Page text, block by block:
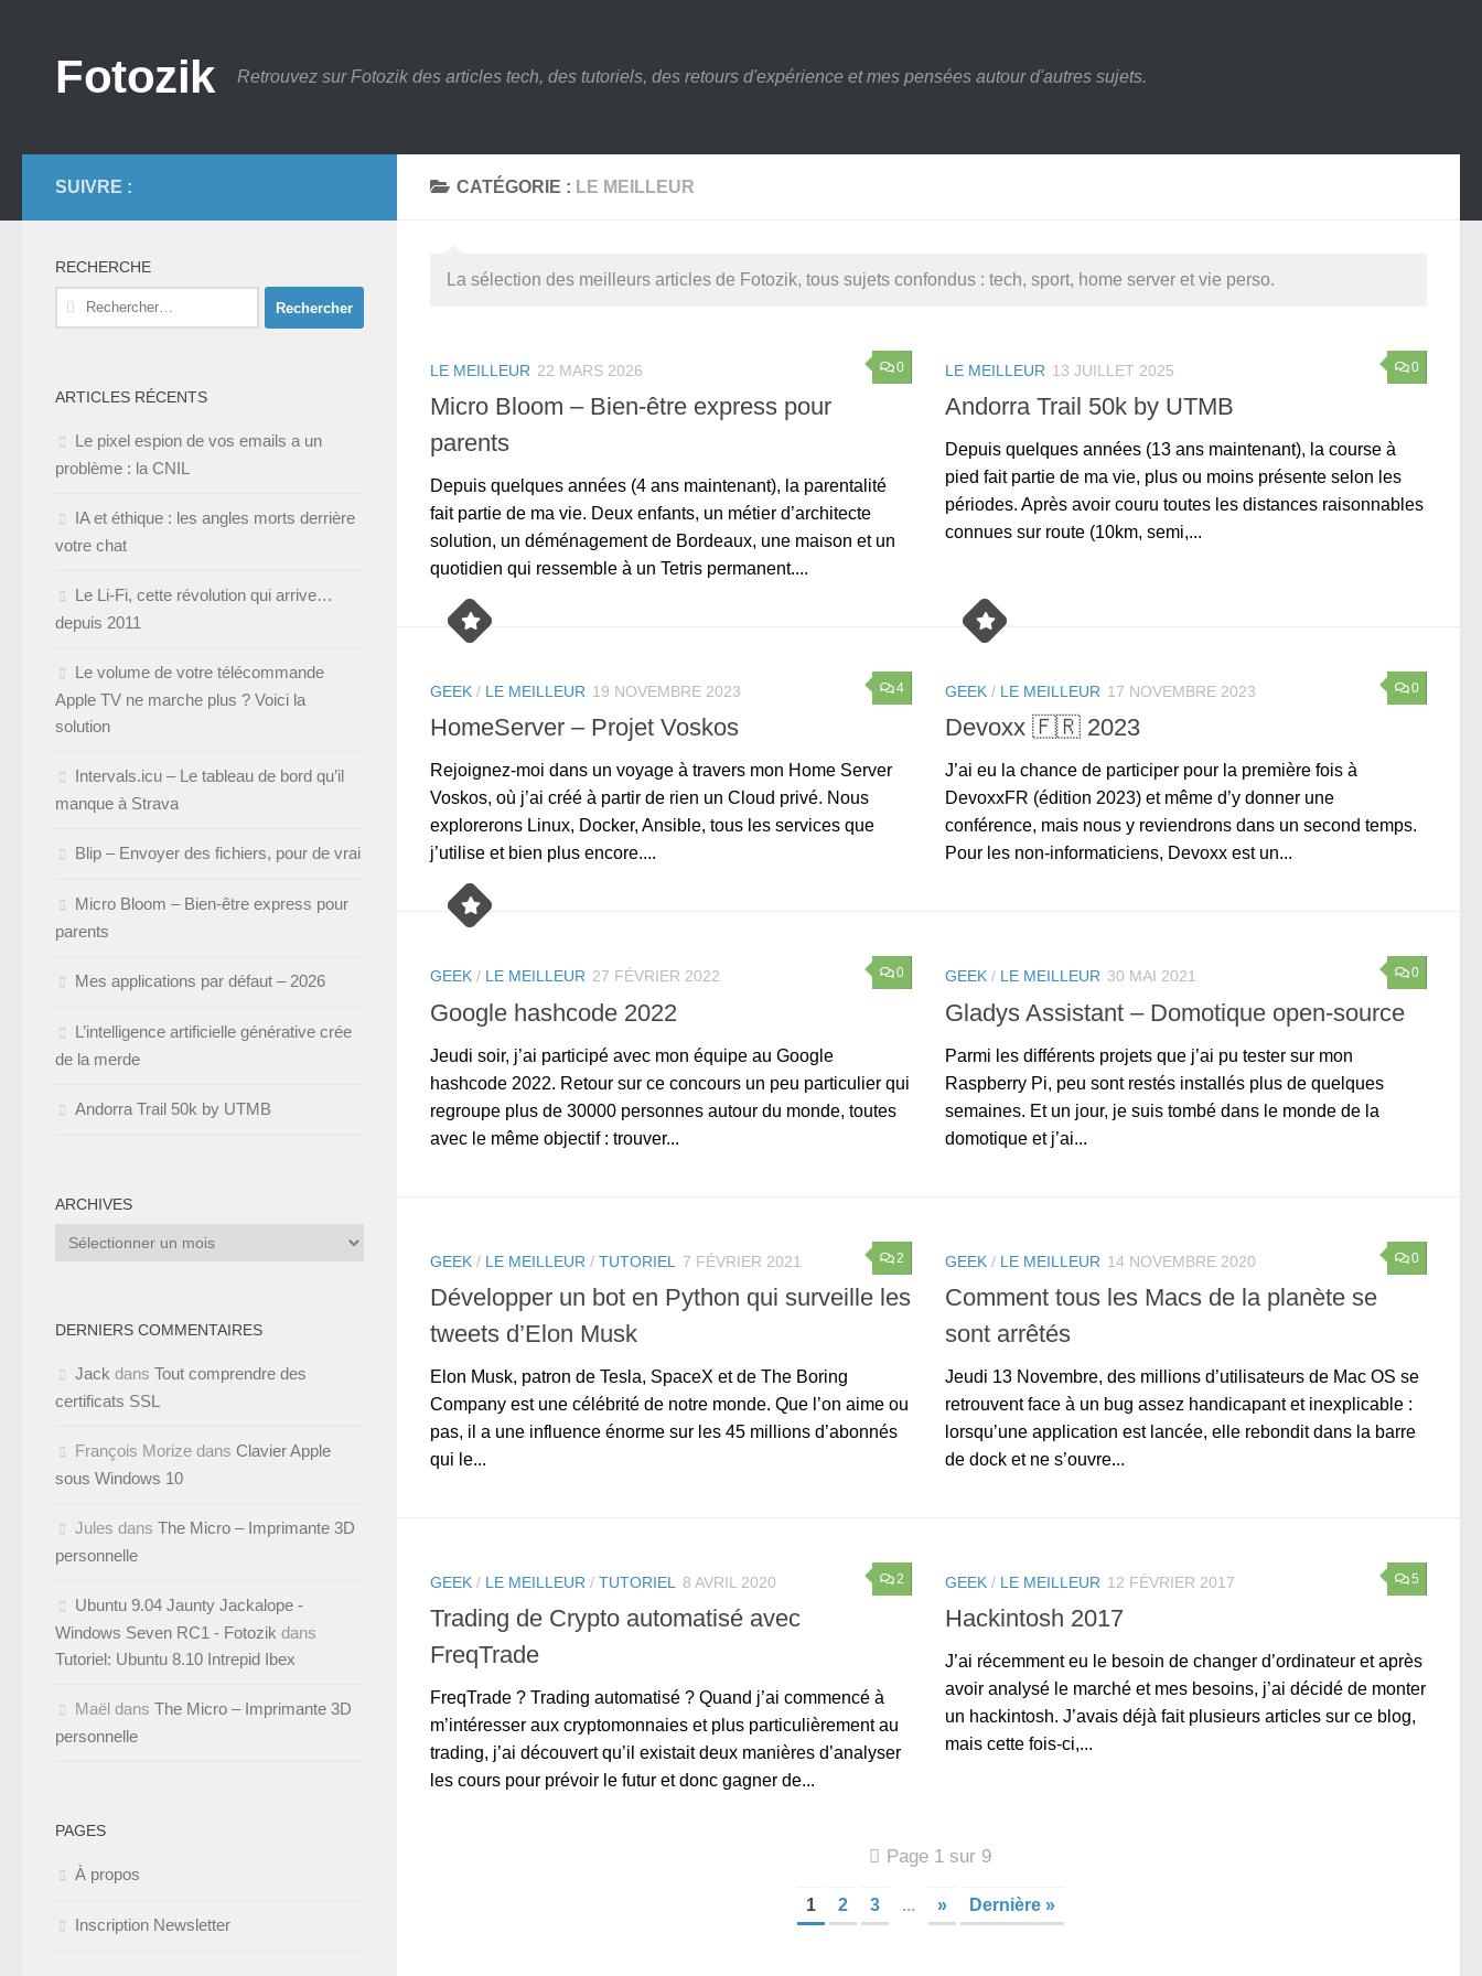
Fotozik Retrouvez sur Fotozik des articles tech, des tutoriels, des retours d'expérience et mes pensées autour d'autres sujets.
CATÉGORIE : LE MEILLEUR
La sélection des meilleurs articles de Fotozik, tous sujets confondus : tech, sport, home server et vie perso.
0
LE MEILLEUR 22 MARS 2026
Micro Bloom – Bien-être express pour
parents
Depuis quelques années (4 ans maintenant), la parentalité
fait partie de ma vie. Deux enfants, un métier d’architecte
solution, un déménagement de Bordeaux, une maison et un
quotidien qui ressemble à un Tetris permanent....
0
LE MEILLEUR 13 JUILLET 2025
Andorra Trail 50k by UTMB
Depuis quelques années (13 ans maintenant), la course à
pied fait partie de ma vie, plus ou moins présente selon les
périodes. Après avoir couru toutes les distances raisonnables
connues sur route (10km, semi,...
4
GEEK / LE MEILLEUR 19 NOVEMBRE 2023
HomeServer – Projet Voskos
Rejoignez-moi dans un voyage à travers mon Home Server
Voskos, où j’ai créé à partir de rien un Cloud privé. Nous
explorerons Linux, Docker, Ansible, tous les services que
j’utilise et bien plus encore....
0
GEEK / LE MEILLEUR 17 NOVEMBRE 2023
Devoxx 🇫🇷 2023
J’ai eu la chance de participer pour la première fois à
DevoxxFR (édition 2023) et même d’y donner une
conférence, mais nous y reviendrons dans un second temps.
Pour les non-informaticiens, Devoxx est un...
0
GEEK / LE MEILLEUR 27 FÉVRIER 2022
Google hashcode 2022
Jeudi soir, j’ai participé avec mon équipe au Google
hashcode 2022. Retour sur ce concours un peu particulier qui
regroupe plus de 30000 personnes autour du monde, toutes
avec le même objectif : trouver...
0
GEEK / LE MEILLEUR 30 MAI 2021
Gladys Assistant – Domotique open-source
Parmi les différents projets que j’ai pu tester sur mon
Raspberry Pi, peu sont restés installés plus de quelques
semaines. Et un jour, je suis tombé dans le monde de la
domotique et j’ai...
2
GEEK / LE MEILLEUR / TUTORIEL 7 FÉVRIER 2021
Développer un bot en Python qui surveille les
tweets d’Elon Musk
Elon Musk, patron de Tesla, SpaceX et de The Boring
Company est une célébrité de notre monde. Que l’on aime ou
pas, il a une influence énorme sur les 45 millions d’abonnés
qui le...
0
GEEK / LE MEILLEUR 14 NOVEMBRE 2020
Comment tous les Macs de la planète se
sont arrêtés
Jeudi 13 Novembre, des millions d’utilisateurs de Mac OS se
retrouvent face à un bug assez handicapant et inexplicable :
lorsqu’une application est lancée, elle rebondit dans la barre
de dock et ne s’ouvre...
2
GEEK / LE MEILLEUR / TUTORIEL 8 AVRIL 2020
Trading de Crypto automatisé avec
FreqTrade
FreqTrade ? Trading automatisé ? Quand j’ai commencé à
m’intéresser aux cryptomonnaies et plus particulièrement au
trading, j’ai découvert qu’il existait deux manières d’analyser
les cours pour prévoir le futur et donc gagner de...
5
GEEK / LE MEILLEUR 12 FÉVRIER 2017
Hackintosh 2017
J’ai récemment eu le besoin de changer d’ordinateur et après
avoir analysé le marché et mes besoins, j’ai décidé de monter
un hackintosh. J’avais déjà fait plusieurs articles sur ce blog,
mais cette fois-ci,...
Page 1 sur 9
1 2 3 ... » Dernière »
SUIVRE :
RECHERCHE
Rechercher :
ARTICLES RÉCENTS
Le pixel espion de vos emails a un
problème : la CNIL
IA et éthique : les angles morts derrière
votre chat
Le Li-Fi, cette révolution qui arrive…
depuis 2011
Le volume de votre télécommande
Apple TV ne marche plus ? Voici la
solution
Intervals.icu – Le tableau de bord qu’il
manque à Strava
Blip – Envoyer des fichiers, pour de vrai
Micro Bloom – Bien-être express pour
parents
Mes applications par défaut – 2026
L’intelligence artificielle générative crée
de la merde
Andorra Trail 50k by UTMB
ARCHIVES
Archives
DERNIERS COMMENTAIRES
Jack dans Tout comprendre des
certificats SSL
François Morize dans Clavier Apple
sous Windows 10
Jules dans The Micro – Imprimante 3D
personnelle
Ubuntu 9.04 Jaunty Jackalope -
Windows Seven RC1 - Fotozik dans
Tutoriel: Ubuntu 8.10 Intrepid Ibex
Maël dans The Micro – Imprimante 3D
personnelle
PAGES
À propos
Inscription Newsletter